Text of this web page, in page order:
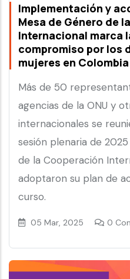
Implementación y
Mesa de Género de
Internacional marca
compromiso por los
mujeres en Colombia
Más de 50
agencias de la ONU y
internacionales se
sesión plenaria de
de la Cooperación
adoptaron su plan de
curso.
05 Mar, 2025 0